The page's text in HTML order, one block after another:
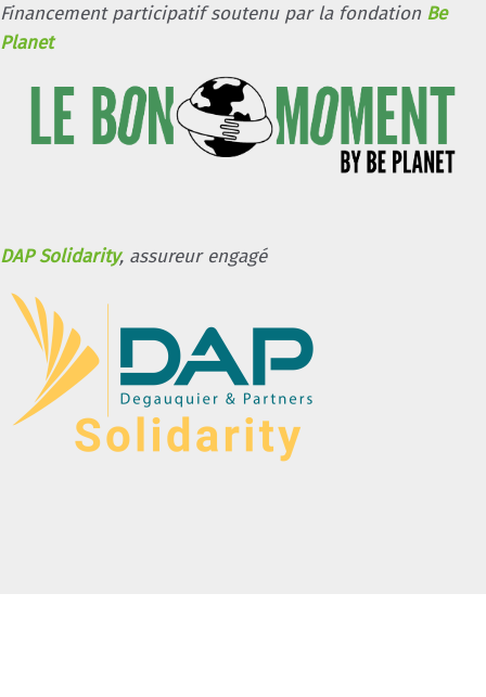
Financement participatif soutenu par la fondation Be
Planet
DAP Solidarity, assureur engagé